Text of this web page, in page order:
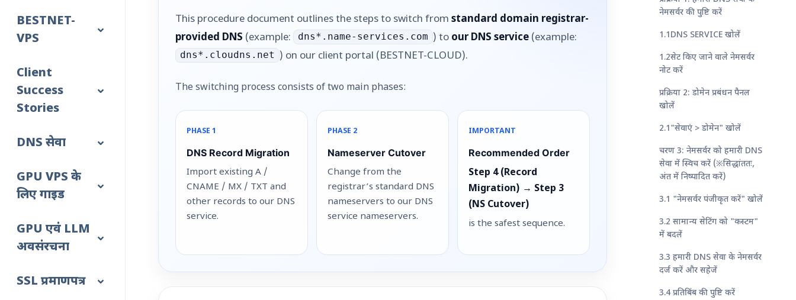
BESTNET-
VPS
Client
Success
Stories
DNS सेवा
GPU VPS के
लिए गाइड
GPU एवं LLM
अवसंरचना
SSL प्रमाणपत्र
This procedure document outlines the steps to switch fromstandard domain registrar-
provided DNS (example: dns*.name-services.com ) to our DNS service (example:
dns*.cloudns.net ) on our client portal (BESTNET-CLOUD).
The switching process consists of two main phases:
PHASE 1
DNS Record Migration
Import existing A /
CNAME / MX / TXT and
other records to our DNS
service.
PHASE 2
Nameserver Cutover
Change from the
registrar’s standard DNS
nameservers to our DNS
service nameservers.
IMPORTANT
Recommended Order
Step 4 (Record
Migration) → Step 3
(NS Cutover)
is the safest sequence.
नेमसर्वर की पुष्टि करें
1.1DNS SERVICE खोलें
1.2सेट किए जाने वाले नेमसर्वर
नोट करें
प्रक्रिया 2: डोमेन प्रबंधन पैनल
खोलें
2.1"सेवाएं > डोमेन" खोलें
चरण 3: नेमसर्वर को हमारी DNS
सेवा में स्विच करें (※सिद्धांततः,
अंत में निष्पादित करें)
3.1 "नेमसर्वर पंजीकृत करें" खोलें
3.2 सामान्य सेटिंग को "कस्टम"
में बदलें
3.3 हमारी DNS सेवा के नेमसर्वर
दर्ज करें और सहेजें
3.4 प्रतिबिंब की पुष्टि करें